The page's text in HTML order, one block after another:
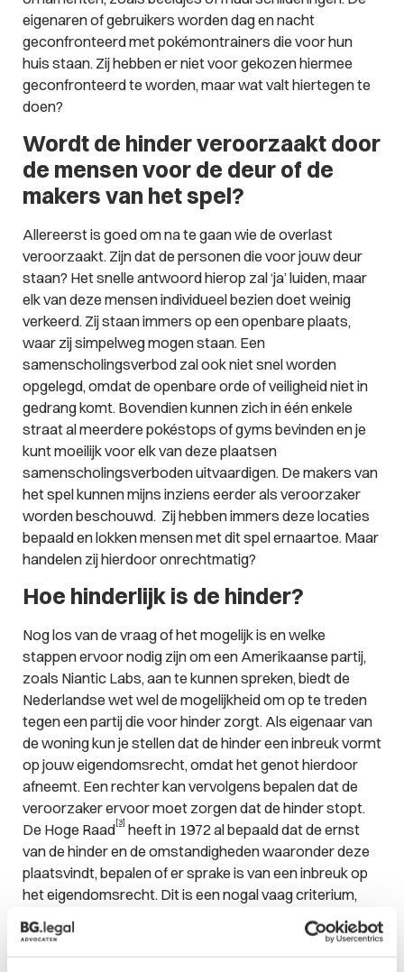
eigenaren of gebruikers worden dag en nacht
geconfronteerd met pokémontrainers die voor hun
huis staan. Zij hebben er niet voor gekozen hiermee
geconfronteerd te worden, maar wat valt hiertegen te
doen?
Wordt de hinder veroorzaakt door
de mensen voor de deur of de
makers van het spel?
Allereerst is goed om na te gaan wie de overlast
veroorzaakt. Zijn dat de personen die voor jouw deur
staan? Het snelle antwoord hierop zal ‘ja’ luiden, maar
elk van deze mensen individueel bezien doet weinig
verkeerd. Zij staan immers op een openbare plaats,
waar zij simpelweg mogen staan. Een
samenscholingsverbod zal ook niet snel worden
opgelegd, omdat de openbare orde of veiligheid niet in
gedrang komt. Bovendien kunnen zich in één enkele
straat al meerdere pokéstops of gyms bevinden en je
kunt moeilijk voor elk van deze plaatsen
samenscholingsverboden uitvaardigen. De makers van
het spel kunnen mijns inziens eerder als veroorzaker
worden beschouwd. Zij hebben immers deze locaties
bepaald en lokken mensen met dit spel ernaartoe. Maar
handelen zij hierdoor onrechtmatig?
Hoe hinderlijk is de hinder?
Nog los van de vraag of het mogelijk is en welke
stappen ervoor nodig zijn om een Amerikaanse partij,
zoals Niantic Labs, aan te kunnen spreken, biedt de
Nederlandse wet wel de mogelijkheid om op te treden
tegen een partij die voor hinder zorgt. Als eigenaar van
de woning kun je stellen dat de hinder een inbreuk vormt
op jouw eigendomsrecht, omdat het genot hierdoor
afneemt. Een rechter kan vervolgens bepalen dat de
veroorzaker ervoor moet zorgen dat de hinder stopt.
De Hoge Raad[3] heeft in 1972 al bepaald dat de ernst
van de hinder en de omstandigheden waaronder deze
plaatsvindt, bepalen of er sprake is van een inbreuk op
het eigendomsrecht. Dit is een nogal vaag criterium,
waaruit niet meer dan de conclusie kan worden
getrokken dan dat het mogelijk kan zijn om op te treden
als de hinder maar erg genoeg is en lang genoeg duurt.